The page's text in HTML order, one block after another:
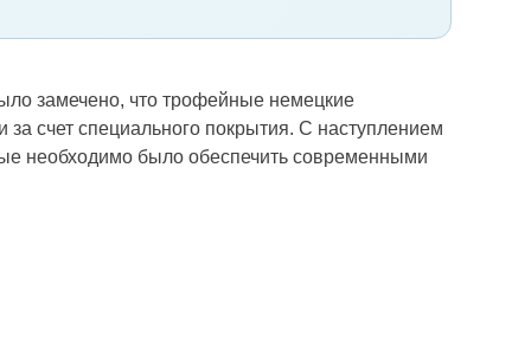
замечено, что трофейные немецкие
счет специального покрытия. С наступлением
необходимо было обеспечить современными